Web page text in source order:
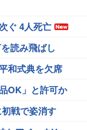
ぐ 4人死亡
読み飛ばし
和式典を欠席
OK」と許可か
戦で姿消す